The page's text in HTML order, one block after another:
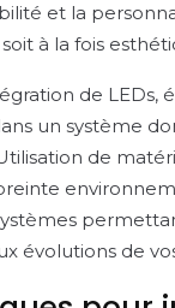
et la
à la fois
de LEDs,
un système
de
évolutions de